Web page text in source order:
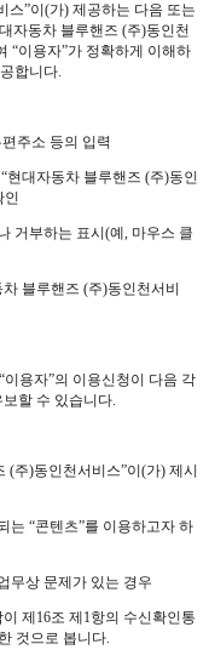
스”이(가) 제공하는 다음 또는
자동차 블루핸즈 (주)동인천
“이용자”가 정확하게 이해하
합니다.
주소 등의 입력
현대자동차 블루핸즈 (주)동인
인
거부하는 표시(예, 마우스 클
블루핸즈 (주)동인천서비
용자”의 이용신청이 다음 각
할 수 있습니다.
주)동인천서비스”이(가) 제시
는 “콘텐츠”를 이용하고자 하
무상 문제가 있는 경우
제16조 제1항의 수신확인통
것으로 봅니다.